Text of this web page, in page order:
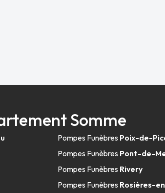
Somme
Pompes Funèbres Poix-de-
Pompes Funèbres Pont-de-
Pompes Funèbres Rivery
Pompes Funèbres Rosières-